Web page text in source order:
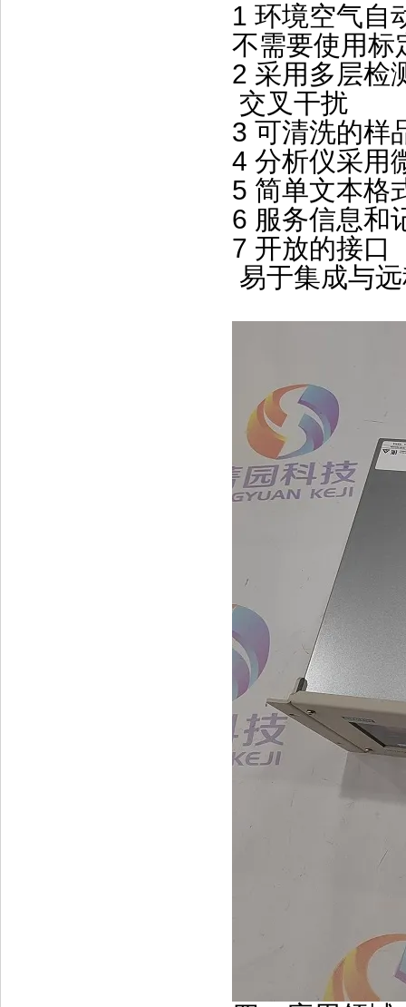
1 环境空气自
不需要使用标
2 采用多层检
交叉干扰
3 可清洗的样
4 分析仪采用
5 简单文本格
6 服务信息和
7 开放的接口
易于集成与